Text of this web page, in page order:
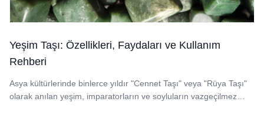
Yeşim Taşı: Özellikleri, Faydaları ve Kullanım
Rehberi
Asya kültürlerinde binlerce yıldır "Cennet Taşı" veya "Rüya Taşı"
olarak anılan yeşim, imparatorların ve soyluların vazgeçilmez